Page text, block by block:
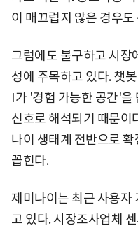
이 매끄럽지 않은 경우도
그럼에도 불구하고 시장
성에 주목하고 있다. 챗
I가 '경험 가능한 공간'을
신호로 해석되기 때문이
나이 생태계 전반으로
꼽힌다.
제미나이는 최근 사용자
고 있다. 시장조사업체